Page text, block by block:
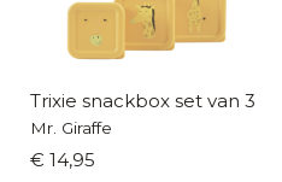
Trixie snackbox set van 3
Mr. Giraffe
€ 14,95